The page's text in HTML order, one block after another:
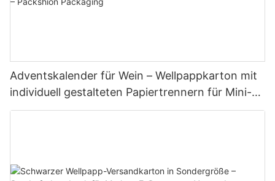
Adventskalender für Wein – Wellpappkarton mit
individuell gestalteten Papiertrennern für Mini-
Flaschen und -Fläschchen – Packshion